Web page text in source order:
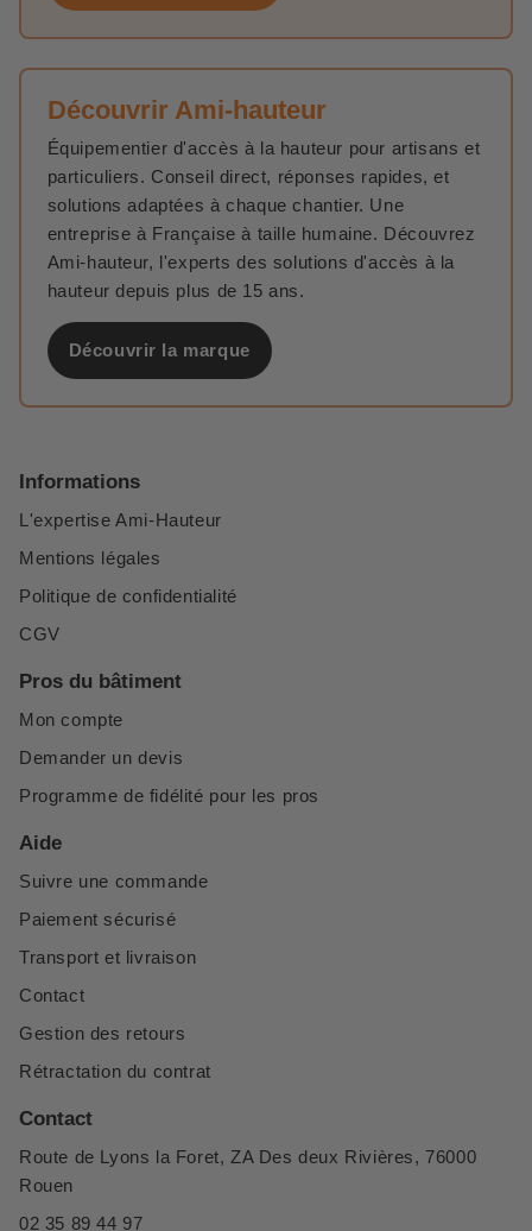
Découvrir Ami-hauteur
Équipementier d'accès à la hauteur pour artisans et
particuliers. Conseil direct, réponses rapides, et
solutions adaptées à chaque chantier. Une
entreprise à Française à taille humaine. Découvrez
Ami-hauteur, l'experts des solutions d'accès à la
hauteur depuis plus de 15 ans.
Découvrir la marque
Informations
L'expertise Ami-Hauteur
Mentions légales
Politique de confidentialité
CGV
Pros du bâtiment
Mon compte
Demander un devis
Programme de fidélité pour les pros
Aide
Suivre une commande
Paiement sécurisé
Transport et livraison
Contact
Gestion des retours
Rétractation du contrat
Contact
Route de Lyons la Foret, ZA Des deux Rivières, 76000
Rouen
02 35 89 44 97